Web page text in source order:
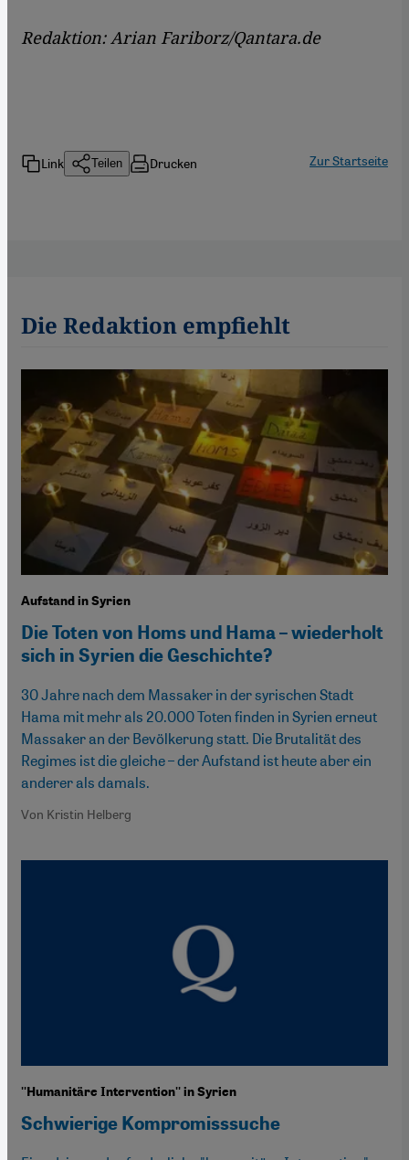
Redaktion: Arian Fariborz/Qantara.de
Link Teilen Drucken Zur Startseite
Die Redaktion empfiehlt
Aufstand in Syrien
Die Toten von Homs und Hama – wiederholt
sich in Syrien die Geschichte?
30 Jahre nach dem Massaker in der syrischen Stadt
Hama mit mehr als 20.000 Toten finden in Syrien erneut
Massaker an der Bevölkerung statt. Die Brutalität des
Regimes ist die gleiche – der Aufstand ist heute aber ein
anderer als damals.
Von Kristin Helberg
''Humanitäre Intervention'' in Syrien
Schwierige Kompromisssuche